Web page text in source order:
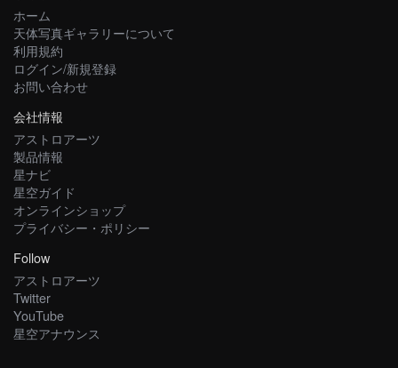
ホーム
天体写真ギャラリーについて
利用規約
ログイン/新規登録
お問い合わせ
会社情報
アストロアーツ
製品情報
星ナビ
星空ガイド
オンラインショップ
プライバシー・ポリシー
Follow
アストロアーツ
Twitter
YouTube
星空アナウンス